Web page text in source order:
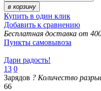
в корзину
Купить в один клик
Добавить к сравнению
Бесплатная доставка от
Пункты самовывоза
Дари радость!
13 0
Зарядов ? Количество
66